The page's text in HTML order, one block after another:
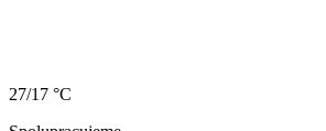
27/17 °C